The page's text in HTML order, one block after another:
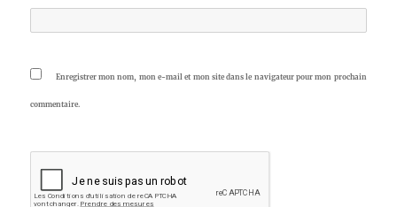
Enregistrer mon nom, mon e-mail et mon site dans le navigateur pour mon prochain
commentaire.